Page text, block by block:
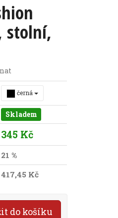
stolní,
černá
Skladem
345 Kč
21 %
417,45 Kč
do košíku